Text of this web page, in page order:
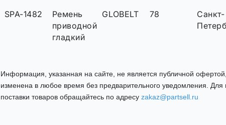
SPA-1482
Ремень
приводной
гладкий
GLOBELT 78
Санкт-
Информация, указанная на сайте, не является публичной
изменена в любое время без предварительного уведомления.
поставки товаров обращайтесь по адресу zakaz@partsell.ru